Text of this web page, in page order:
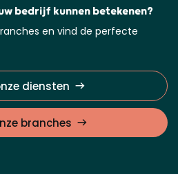
bedrijf kunnen betekenen?
en vind de perfecte
diensten
branches